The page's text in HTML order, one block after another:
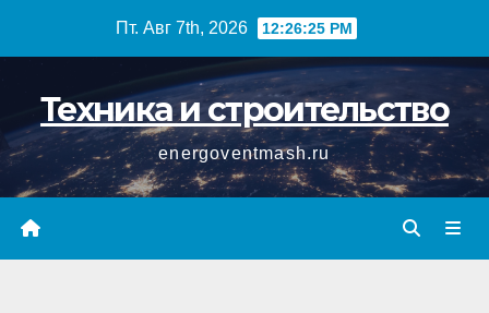
Пт. Авг 7th, 2026 12:26:26 PM
Техника и строительство
energoventmash.ru